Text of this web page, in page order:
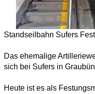
Standseilbahn Sufers
Das ehemalige
sich bei Sufers in
Heute ist es als